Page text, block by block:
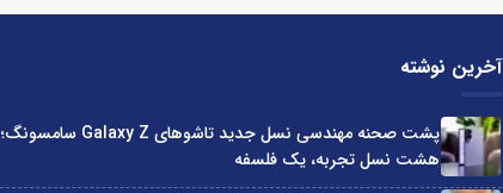
آخرین نوشته
پشت صحنه مهندسی نسل جدید تاشوهای Galaxy Z سامسونگ؛
هشت نسل تجربه، یک فلسفه